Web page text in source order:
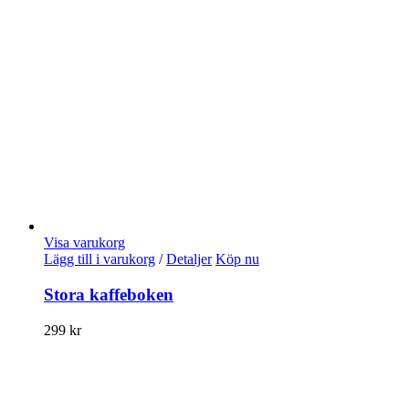
Visa varukorg
Lägg till i varukorg / Detaljer Köp nu
Stora kaffeboken
299 kr